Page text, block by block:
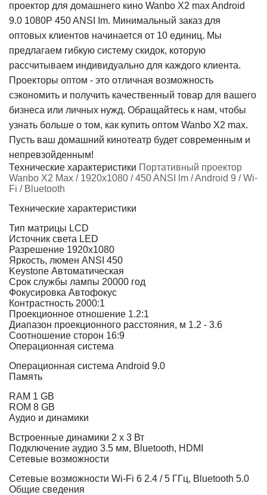
проектор для домашнего кино Wanbo X2 max Android
9.0 1080P 450 ANSI Im. Минимальный заказ для
оптовых клиентов начинается от 10 единиц. Мы
предлагаем гибкую систему скидок, которую
рассчитываем индивидуально для каждого клиента.
Проекторы оптом - это отличная возможность
сэкономить и получить качественный товар для вашего
бизнеса или личных нужд. Обращайтесь к нам, чтобы
узнать больше о том, как купить оптом Wanbo X2 max.
Пусть ваш домашний кинотеатр будет современным и
непревзойденным!
Технические характеристики Портативный проектор
Wanbo X2 Max / 1920x1080 / 450 ANSI lm / Android 9 / Wi-
Fi / Bluetooth
Технические характеристики
Тип матрицы LCD
Источник света LED
Разрешение 1920x1080
Яркость, люмен ANSI 450
Keystone Автоматическая
Срок службы лампы 20000 год
Фокусировка Автофокус
Контрастность 2000:1
Проекционное отношение 1.2:1
Диапазон проекционного расстояния, м 1.2 - 3.6
Соотношение сторон 16:9
Операционная система
Операционная система Android 9.0
Память
RAM 1 GB
ROM 8 GB
Аудио и динамики
Встроенные динамики 2 х 3 Вт
Подключение аудио 3.5 мм, Bluetooth, HDMI
Сетевые возможности
Сетевые возможности Wi-Fi 6 2.4 / 5 ГГц, Bluetooth 5.0
Общие сведения